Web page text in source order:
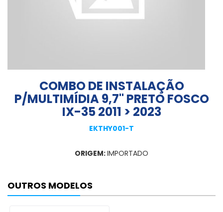
COMBO DE INSTALAÇÃO
P/MULTIMÍDIA 9,7" PRETO FOSCO
IX-35 2011 > 2023
EKTHY001-T
ORIGEM:IMPORTADO
OUTROS MODELOS